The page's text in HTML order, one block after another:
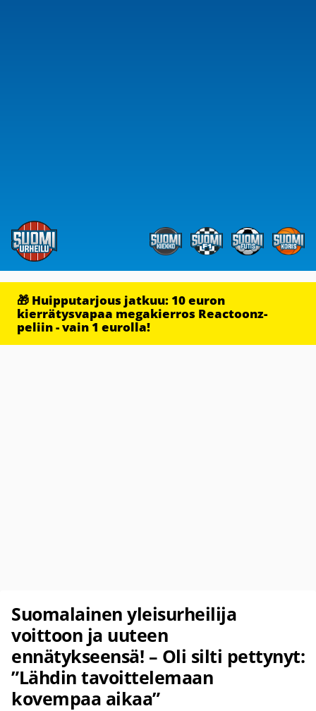
🎁 Huipputarjous jatkuu: 10 euron
kierrätysvapaa megakierros Reactoonz-
peliin - vain 1 eurolla!
Suomalainen yleisurheilija
voittoon ja uuteen
ennätykseensä! – Oli silti pettynyt:
”Lähdin tavoittelemaan
kovempaa aikaa”